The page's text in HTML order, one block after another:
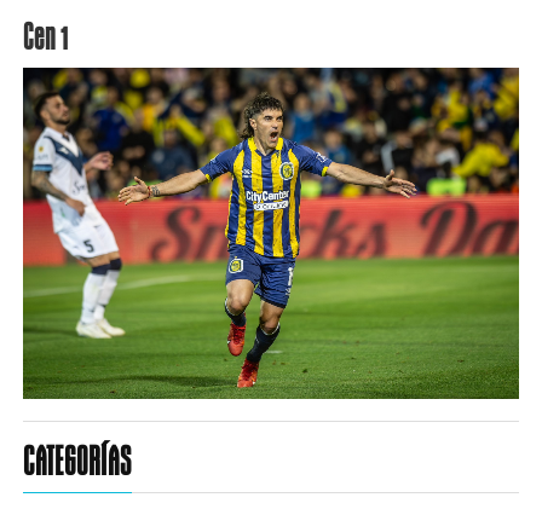
Cen 1
CATEGORÍAS